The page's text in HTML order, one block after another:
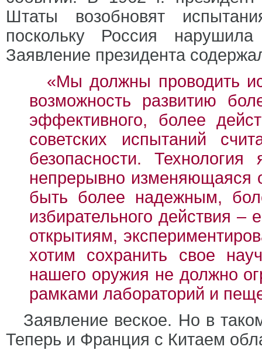
Штаты возобновят
поскольку Россия
Заявление президента
«Мы должны проводить
возможность развитию
эффективного, более
советских испытаний
безопасности.
непрерывно изменяющаяся
быть более надежным,
избирательного действия
открытиям,
хотим сохранить свое
нашего оружия не должно
рамками лабораторий и
Заявление веское. Но в
Теперь и Франция с Китаем